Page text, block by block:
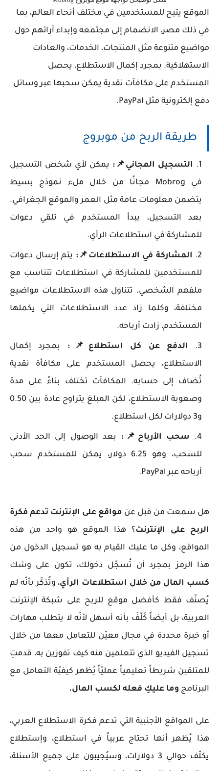
الموقع يتيح للمستخدمين في مختلف أنحاء العالم، بما
في ذلك مصر، الانضمام إلى مجتمعه وإبداء آرائهم حول
مواضيع متنوعة مثل المنتجات، الخدمات، والعادات
الاستهلاكية. بمجرد إكمال الاستطلاع، يحصل
المستخدم على مكافآت نقدية يمكن سحبها عبر وسائل
دفع إلكترونية مثل PayPal.
طريقة الربح من موبروج
التسجيل المجاني 📌
: يمكن لأي شخص التسجيل
في Mobrog مجانًا من خلال ملء نموذج بسيط
يتضمن معلومات عامة مثل العمر والموقع الجغرافي.
بعد التسجيل، يبدأ المستخدم في تلقي دعوات
للمشاركة في استطلاعات الرأي.
المشاركة في الاستطلاعات 📌
: يتم إرسال دعوات
للمستخدمين للمشاركة في استطلاعات تتناسب مع
ملفهم الشخصي. تتناول هذه الاستطلاعات مواضيع
مختلفة، وكلما زاد عدد الاستطلاعات التي يكملها
المستخدم، زادت أرباحه.
الدفع عن كل استطلاع 📌
:
بمجرد إكمال
الاستطلاع، يحصل المستخدم على مكافأة نقدية
تُضاف إلى حسابه. المكافآت تختلف بناءً على مدة
وصعوبة الاستطلاع، لكن المبلغ يتراوح عادة بين 0.50
و3 دولارات لكل استطلاع.
سحب الأرباح 📌
: بعد الوصول إلى الحد الأدنى
للسحب، وهو 6.25 دولار، يمكن للمستخدم سحب
أرباحه عبر PayPal.
هل سمعت من قبل عن مواقع على الإنترنت تدعم فكرة
الربح على الإنترنت؟ هذا الموقع هو واحد من هذه
المواقع، وكل ما عليك القيام به هو تسجيل الدخول من
هذا الرمز بمجرد أن تُسجّل دخولك، تكون على وشك
كسب المال من خلال استطلاعات الرأي، وتُذكّر بأنّه لم
يُصنّف فقط كأفضل موقع للربح على شبكة الإنترنت
العربية، بل أيضاً كُلّفَ بأنه أسهل لأنّه لا يتطلب مهارات
أو خبرة محددة في مجال معيّن للتعامل معها من خلال
تسجيل الفيديو الذي تتعلمين منه كيف تفوزين به، قدمتِ
للمتلقين شريطاً تعليمياً عمليّاً يُظهر كيفيّة التعامل مع
البرنامج وما عليكِ فعله لكسب المال.
على المواقع الأجنبية التي تدعم فكرة الاستطلاع العربي،
هذا يُظهر أنها تحتاج عربياً في استطلاع، وإستطلاع
يكلّف حوالي 3 دولارات، وسيُجيبون على جميع الأسئلة،